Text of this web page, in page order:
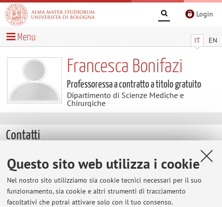
Questo sito web utilizza i cookie
Nel nostro sito utilizziamo sia cookie tecnici necessari per il suo
funzionamento, sia cookie e altri strumenti di tracciamento
facoltativi che potrai attivare solo con il tuo consenso.
Login
IT EN
Menu
Francesca Bonifazi
Professoressa a contratto a titolo gratuito
Dipartimento di Scienze Mediche e
Chirurgiche
Contatti
E-mail:
francesca.bonifazi@unibo.it
Tel:
+39 051 2143799
Fax:
+39 051 2143799